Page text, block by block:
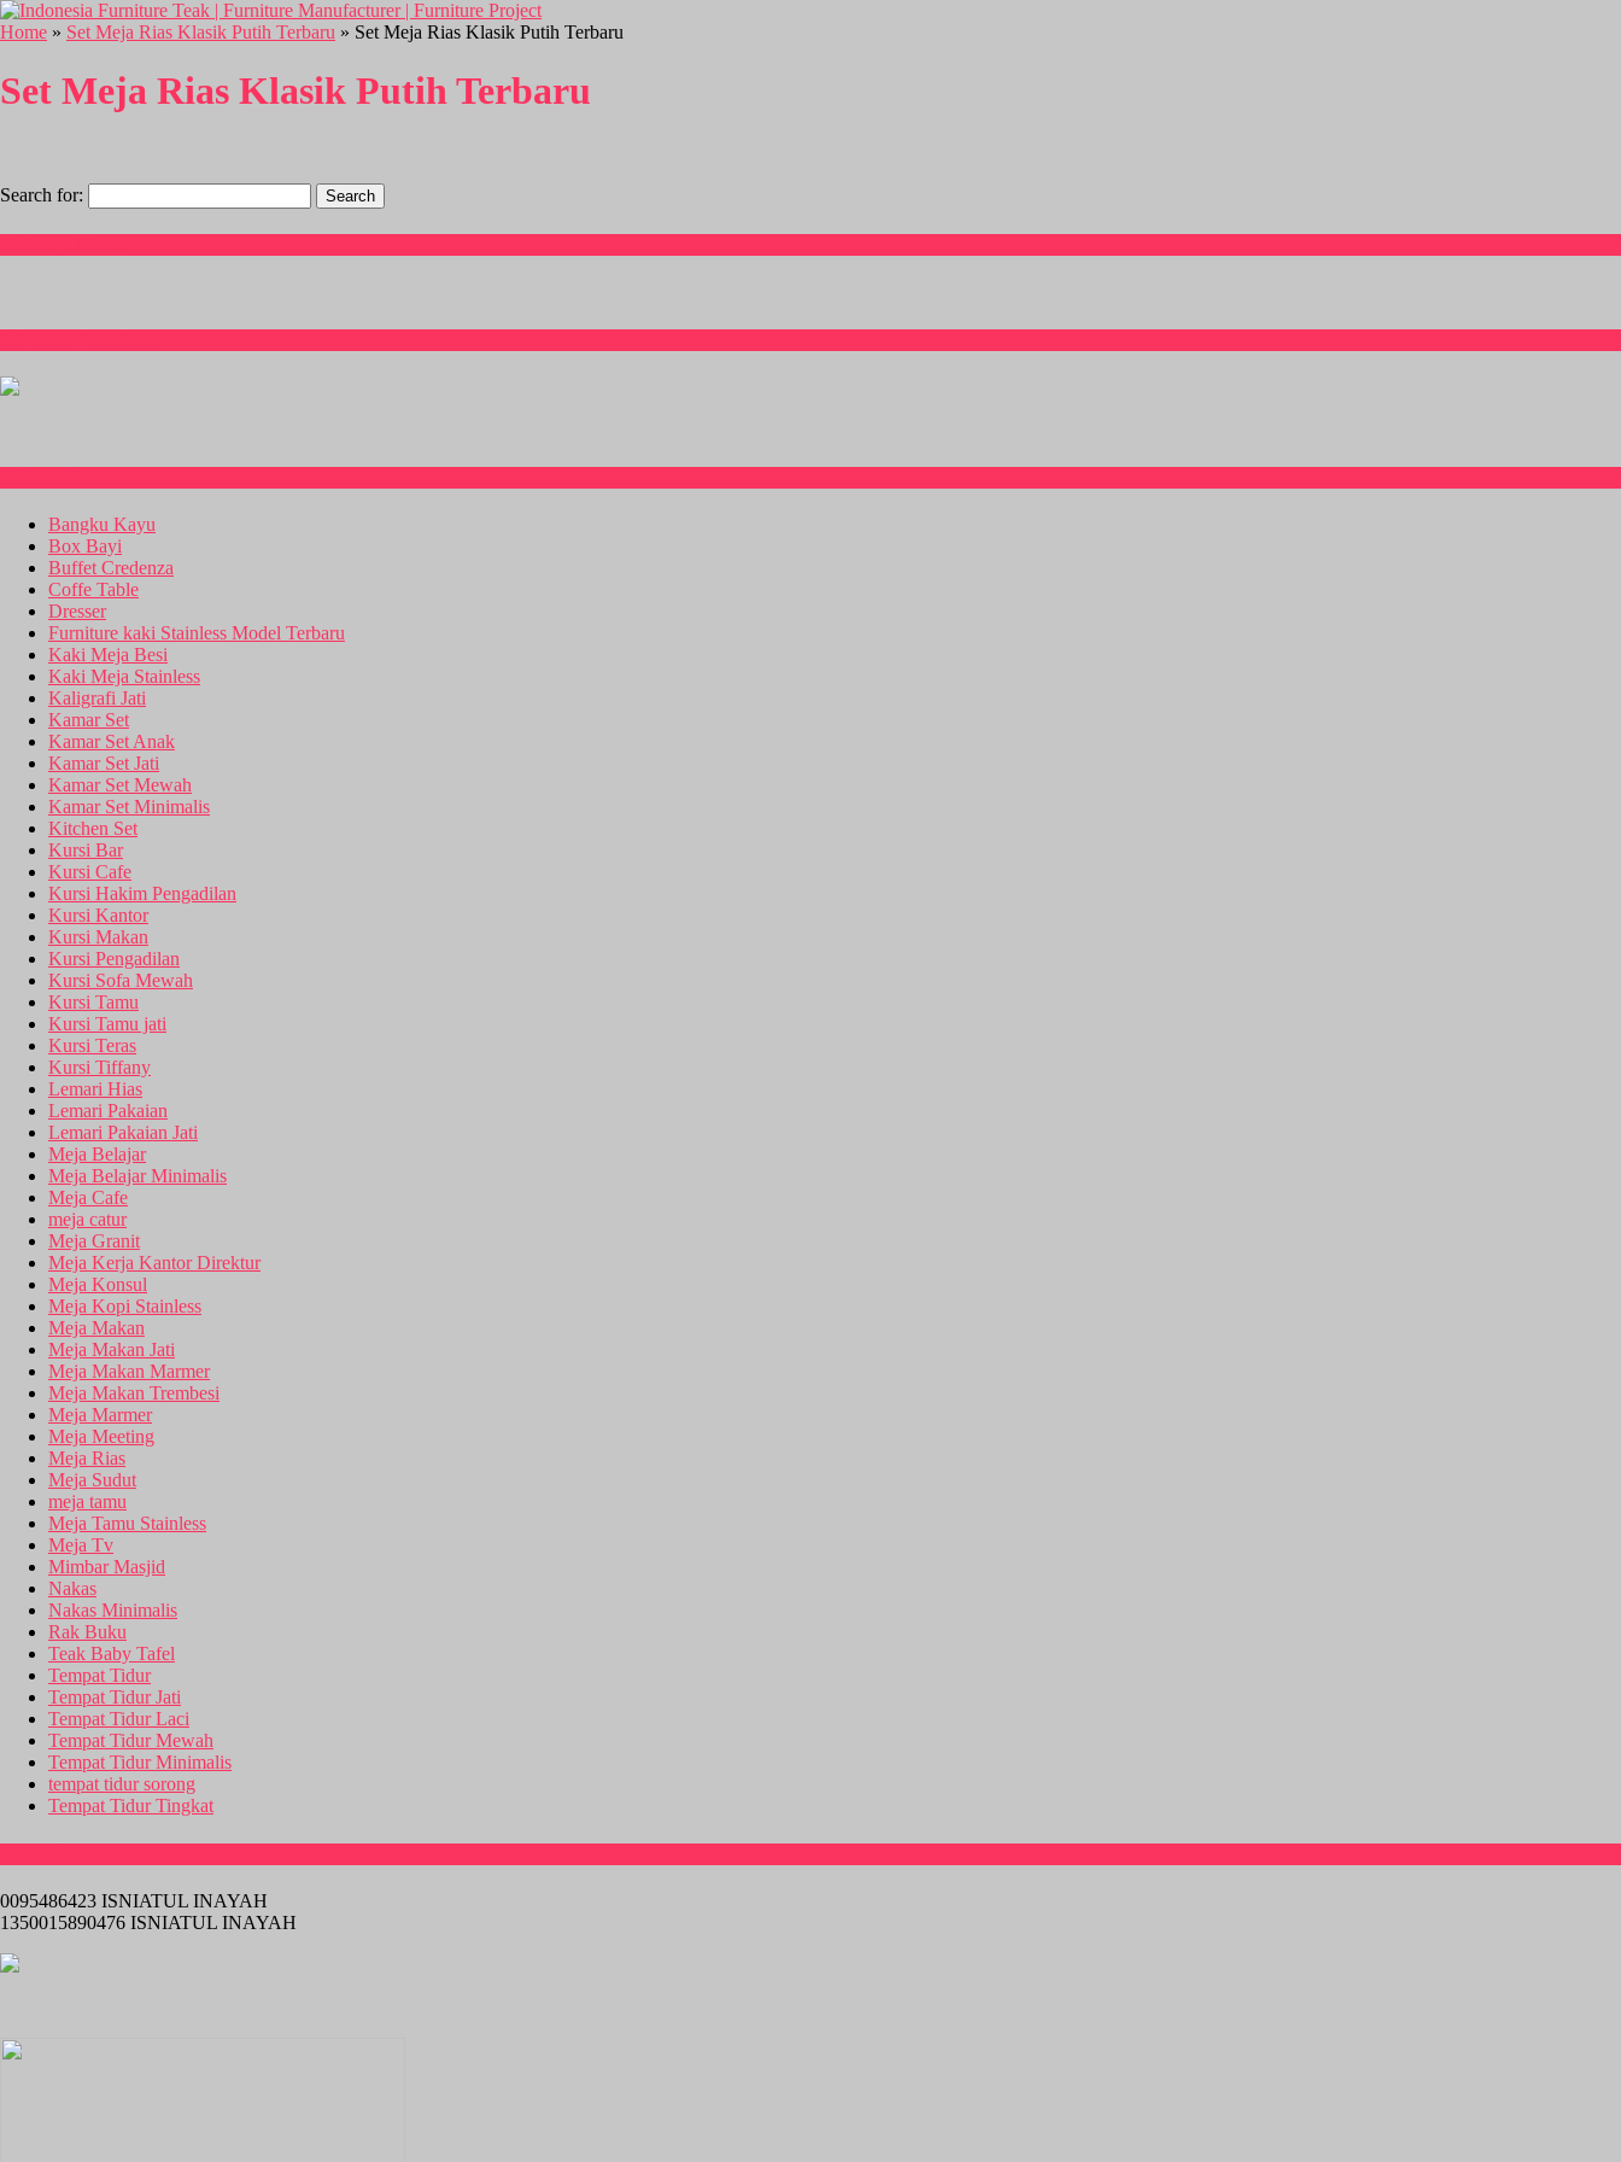
Home » Set Meja Rias Klasik Putih Terbaru » Set Meja Rias Klasik Putih Terbaru
Set Meja Rias Klasik Putih Terbaru
Search for:
Bangku Kayu
Box Bayi
Buffet Credenza
Coffe Table
Dresser
Furniture kaki Stainless Model Terbaru
Kaki Meja Besi
Kaki Meja Stainless
Kaligrafi Jati
Kamar Set
Kamar Set Anak
Kamar Set Jati
Kamar Set Mewah
Kamar Set Minimalis
Kitchen Set
Kursi Bar
Kursi Cafe
Kursi Hakim Pengadilan
Kursi Kantor
Kursi Makan
Kursi Pengadilan
Kursi Sofa Mewah
Kursi Tamu
Kursi Tamu jati
Kursi Teras
Kursi Tiffany
Lemari Hias
Lemari Pakaian
Lemari Pakaian Jati
Meja Belajar
Meja Belajar Minimalis
Meja Cafe
meja catur
Meja Granit
Meja Kerja Kantor Direktur
Meja Konsul
Meja Kopi Stainless
Meja Makan
Meja Makan Jati
Meja Makan Marmer
Meja Makan Trembesi
Meja Marmer
Meja Meeting
Meja Rias
Meja Sudut
meja tamu
Meja Tamu Stainless
Meja Tv
Mimbar Masjid
Nakas
Nakas Minimalis
Rak Buku
Teak Baby Tafel
Tempat Tidur
Tempat Tidur Jati
Tempat Tidur Laci
Tempat Tidur Mewah
Tempat Tidur Minimalis
tempat tidur sorong
Tempat Tidur Tingkat
0095486423 ISNIATUL INAYAH
1350015890476 ISNIATUL INAYAH